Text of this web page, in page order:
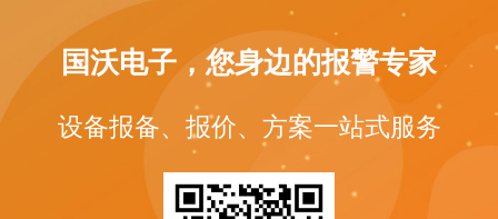
国沃电子，您身边的报警专家
设备报备、报价、方案一站式服务